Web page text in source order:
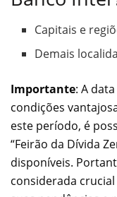
Capitais e
Demais
Importante: A
condições
este período, é
“Feirão da Dívida
disponíveis.
considerada